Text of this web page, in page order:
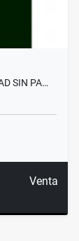
SIN PA…
Venta